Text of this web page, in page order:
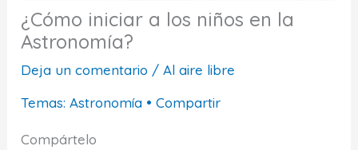
¿Cómo iniciar a los niños en la
Astronomía?
Deja un comentario /Al aire libre
Temas:Astronomía •Compartir
Compártelo